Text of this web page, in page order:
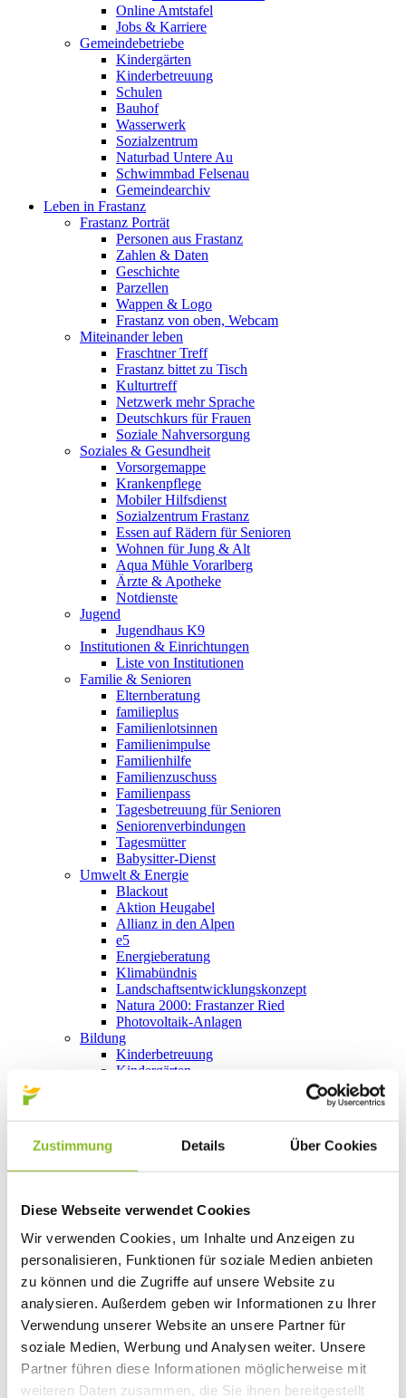
Zustimmung Details Über Cookies
Diese Webseite verwendet Cookies
Wir verwenden Cookies, um Inhalte und Anzeigen zu
personalisieren, Funktionen für soziale Medien anbieten
zu können und die Zugriffe auf unsere Website zu
analysieren. Außerdem geben wir Informationen zu Ihrer
Verwendung unserer Website an unsere Partner für
soziale Medien, Werbung und Analysen weiter. Unsere
Partner führen diese Informationen möglicherweise mit
weiteren Daten zusammen, die Sie ihnen bereitgestellt
Online Amtstafel
Jobs & Karriere
Gemeindebetriebe
Kindergärten
Kinderbetreuung
Schulen
Bauhof
Wasserwerk
Sozialzentrum
Naturbad Untere Au
Schwimmbad Felsenau
Gemeindearchiv
Leben in Frastanz
Frastanz Porträt
Personen aus Frastanz
Zahlen & Daten
Geschichte
Parzellen
Wappen & Logo
Frastanz von oben, Webcam
Miteinander leben
Fraschtner Treff
Frastanz bittet zu Tisch
Kulturtreff
Netzwerk mehr Sprache
Deutschkurs für Frauen
Soziale Nahversorgung
Soziales & Gesundheit
Vorsorgemappe
Krankenpflege
Mobiler Hilfsdienst
Sozialzentrum Frastanz
Essen auf Rädern für Senioren
Wohnen für Jung & Alt
Aqua Mühle Vorarlberg
Ärzte & Apotheke
Notdienste
Jugend
Jugendhaus K9
Institutionen & Einrichtungen
Liste von Institutionen
Familie & Senioren
Elternberatung
familieplus
Familienlotsinnen
Familienimpulse
Familienhilfe
Familienzuschuss
Familienpass
Tagesbetreuung für Senioren
Seniorenverbindungen
Tagesmütter
Babysitter-Dienst
Umwelt & Energie
Blackout
Aktion Heugabel
Allianz in den Alpen
e5
Energieberatung
Klimabündnis
Landschaftsentwicklungskonzept
Natura 2000: Frastanzer Ried
Photovoltaik-Anlagen
Bildung
Kinderbetreuung
Kindergärten
Bibliothek
Domino s’Hus am Kirchplatz
Freizeit
Tabakausstellung
Kino vor Ort
Bibliothek
Gastronomie
Essen und Trinken in Frastanz
Sport
Naturbad Untere Au
Schwimmbad Felsenau
Wandern in Frastanz
Schilift Bazora